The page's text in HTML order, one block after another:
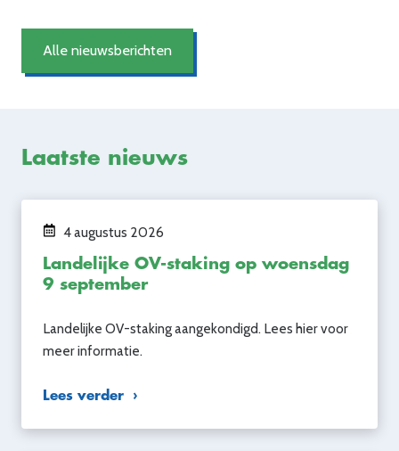
Alle nieuwsberichten
Laatste nieuws
4 augustus 2026
Landelijke OV-staking op woensdag
9 september
Landelijke OV-staking aangekondigd. Lees hier voor
meer informatie.
Lees verder